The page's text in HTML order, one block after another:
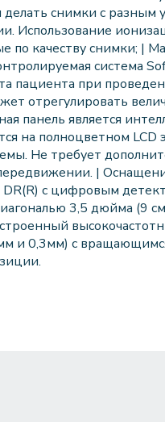
снимки с разным
Использование
по качеству снимки; |
система
пациента при
отрегулировать
панель является
на полноцветном LCD
Не требует
|
DR(R) с цифровым
3,5 дюйма (9
и 0,3мм) с